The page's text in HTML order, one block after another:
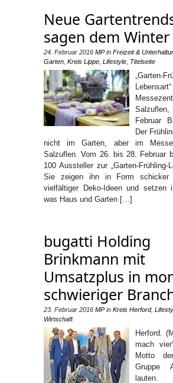
Neue
sagen dem Winter
24. Februar 2016 MPin Freizeit &
Garten Kreis Lippe Lifestyle Titelseite
„Garten-
Februar
Der
nicht im Garten, aber im
Salzuflen. Vom 26. bis 28. Februar
100 Aussteller zur „Garten-Frühling-
Sie zeigen ihn in Form schicker
vielfältiger Deko-Ideen und setzen
was Haus und Garten […]
bugatti Holding
Brinkmann mit
Umsatzplus in
schwieriger
23. Februar 2016 MPin Kreis Herford,
Wirtschaft
Herford.
mach
Motto
Gruppe
lauten.